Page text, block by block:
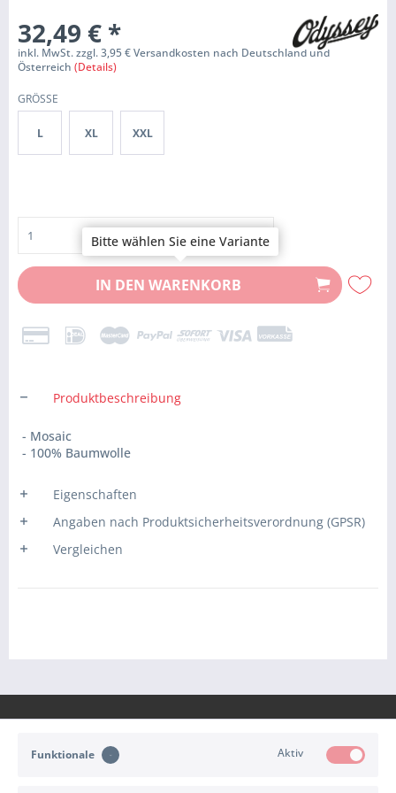
32,49 € *
inkl. MwSt. zzgl. 3,95 € Versandkosten nach Deutschland und
Österreich (Details)
GRÖSSE
L XL XXL
IN DEN WARENKORB
Produktbeschreibung
- Mosaic
- 100% Baumwolle
Eigenschaften
Angaben nach Produktsicherheitsverordnung (GPSR)
Vergleichen
Funktionale Aktiv
Bitte wählen Sie eine Variante